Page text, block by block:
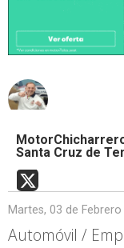
Santa Cruz de
Martes, 03 de
Automóvil /